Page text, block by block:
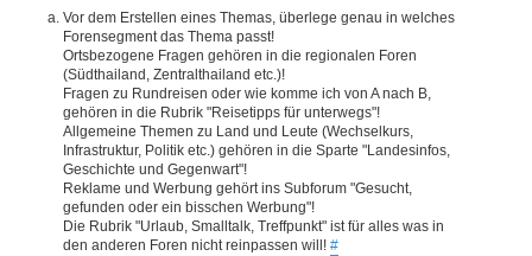
Vor dem Erstellen eines Themas, überlege genau in welches
Forensegment das Thema passt!
Ortsbezogene Fragen gehören in die regionalen Foren
(Südthailand, Zentralthailand etc.)!
Fragen zu Rundreisen oder wie komme ich von A nach B,
gehören in die Rubrik "Reisetipps für unterwegs"!
Allgemeine Themen zu Land und Leute (Wechselkurs,
Infrastruktur, Politik etc.) gehören in die Sparte "Landesinfos,
Geschichte und Gegenwart"!
Reklame und Werbung gehört ins Subforum "Gesucht,
gefunden oder ein bisschen Werbung"!
Die Rubrik "Urlaub, Smalltalk, Treffpunkt" ist für alles was in
den anderen Foren nicht reinpassen will! #